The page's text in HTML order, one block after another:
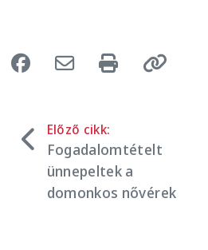
Előző cikk:
Fogadalomtételt
ünnepeltek a
domonkos nővérek